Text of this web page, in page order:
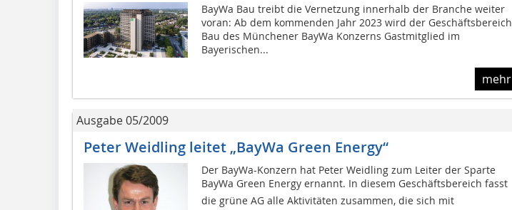
BayWa Bau treibt die Vernetzung innerhalb der Branche weiter
voran: Ab dem kommenden Jahr 2023 wird der Geschäftsbereich
Bau des Münchener BayWa Konzerns Gastmitglied im
Bayerischen...
mehr
Ausgabe 05/2009
Peter Weidling leitet „BayWa Green Energy“
Der BayWa-Konzern hat Peter Weidling zum Leiter der Sparte
BayWa Green Energy ernannt. In diesem Geschäftsbereich fasst
die grüne AG alle Aktivitäten zusammen, die sich mit